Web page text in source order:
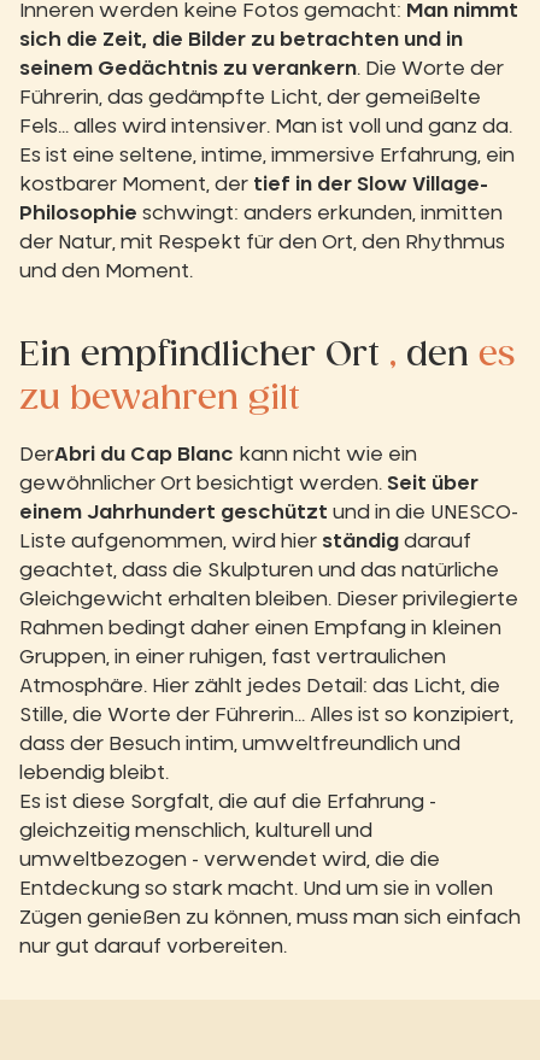
Inneren werden keine Fotos gemacht: Man nimmt
sich die Zeit, die Bilder zu betrachten und in
seinem Gedächtnis zu verankern. Die Worte der
Führerin, das gedämpfte Licht, der gemeißelte
Fels... alles wird intensiver. Man ist voll und ganz da.
Es ist eine seltene, intime, immersive Erfahrung, ein
kostbarer Moment, der tief in der Slow Village-
Philosophie schwingt: anders erkunden, inmitten
der Natur, mit Respekt für den Ort, den Rhythmus
und den Moment.
Ein empfindlicher Ort , den es
zu bewahren gilt
DerAbri du Cap Blanc kann nicht wie ein
gewöhnlicher Ort besichtigt werden. Seit über
einem Jahrhundert geschützt und in die UNESCO-
Liste aufgenommen, wird hier ständig darauf
geachtet, dass die Skulpturen und das natürliche
Gleichgewicht erhalten bleiben. Dieser privilegierte
Rahmen bedingt daher einen Empfang in kleinen
Gruppen, in einer ruhigen, fast vertraulichen
Atmosphäre. Hier zählt jedes Detail: das Licht, die
Stille, die Worte der Führerin... Alles ist so konzipiert,
dass der Besuch intim, umweltfreundlich und
lebendig bleibt.
Es ist diese Sorgfalt, die auf die Erfahrung -
gleichzeitig menschlich, kulturell und
umweltbezogen - verwendet wird, die die
Entdeckung so stark macht. Und um sie in vollen
Zügen genießen zu können, muss man sich einfach
nur gut darauf vorbereiten.